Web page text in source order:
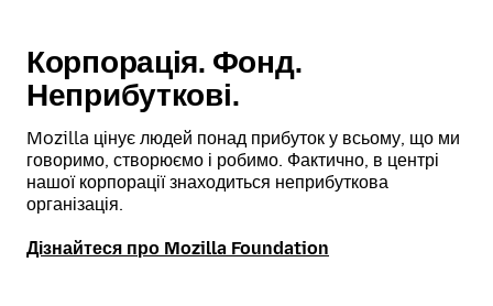
Корпорація. Фонд.
Неприбуткові.
Mozilla цінує людей понад прибуток у всьому, що ми
говоримо, створюємо і робимо. Фактично, в центрі
нашої корпорації знаходиться неприбуткова
організація.
Дізнайтеся про Mozilla Foundation